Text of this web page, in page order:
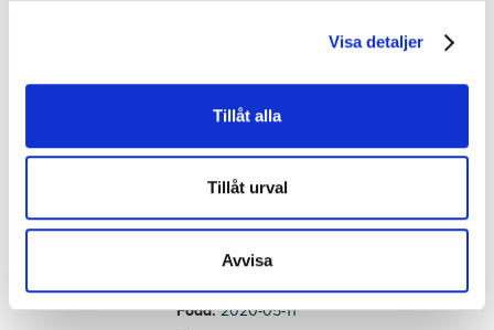
Visa detaljer
Tillåt alla
Tillåt urval
Avvisa
Född:2020-03-23
Slutpris:
225 000kr
Menhammar Stuteri
44
Fly By
Muscle Hill
Mor:Dea Pride
Född:2020-05-11